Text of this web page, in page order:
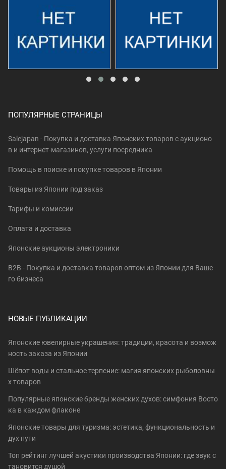
ПОПУЛЯРНЫЕ СТРАНИЦЫ
Salejapan - Покупка и доставка Японских товаров c аукционо
в и интернет-магазинов, услуги посредника
Помощь в поиске и покупке товаров в Японии
Товары из Японии под заказ
Тарифы и комиссии
Оплата и доставка
Японские аукционы электроники
B2B - Покупка и доставка товаров оптом из Японии для Ваше
го бизнеса
НОВЫЕ ПУБЛИКАЦИИ
Японские ювелирные украшения: традиции, красота и возмож
ность заказа из Японии
Шёпот воды и стальное терпение: магия японских рыболовны
х товаров
Популярные японские бренды женских духов: симфония Восто
ка в каждом флаконе
Японские товары для туризма: эстетика, функциональность и
дух пути
Топ рейтинг лучшей акустики производства Японии: где звук с
тановится душой